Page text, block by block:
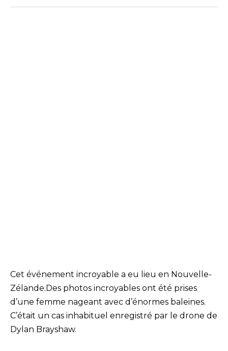
Cet événement incroyable a eu lieu en Nouvelle-
Zélande.Des photos incroyables ont été prises
d’une femme nageant avec d’énormes baleines.
C’était un cas inhabituel enregistré par le drone de
Dylan Brayshaw.